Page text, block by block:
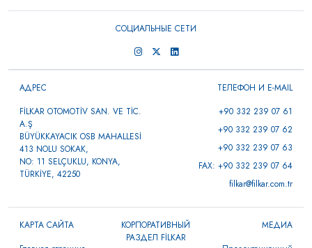
СОЦИАЛЬНЫЕ СЕТИ
АДРЕС
FİLKAR OTOMOTİV SAN. VE TİC.
A.Ş
BÜYÜKKAYACIK OSB MAHALLESİ
413 NOLU SOKAK,
NO: 11 SELÇUKLU, KONYA,
TÜRKİYE, 42250
ТЕЛЕФОН И E-MAIL
+90 332 239 07 61
+90 332 239 07 62
+90 332 239 07 63
FAX: +90 332 239 07 64
filkar@filkar.com.tr
КАРТА САЙТА
КОРПОРАТИВНЫЙ
РАЗДЕЛ FİLKAR
МЕДИА